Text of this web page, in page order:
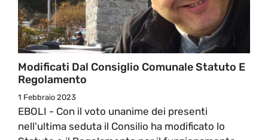
Modificati Dal Consiglio Comunale Statuto E
Regolamento
1 Febbraio 2023
EBOLI - Con il voto unanime dei presenti
nell'ultima seduta il Consilio ha modificato lo